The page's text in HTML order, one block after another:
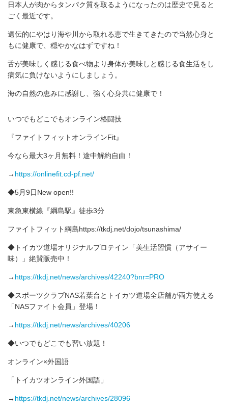
日本人が肉からタンパク質を取るようになったのは歴史で見ると
ごく最近です。
遺伝的にやはり海や川から取れる恵で生きてきたので当然心身と
もに健康で、穏やかなはずですね！
舌が美味しく感じる食べ物より身体か美味しと感じる食生活をし
病気に負けないようにしましょう。
海の自然の恵みに感謝し、強く心身共に健康で！
いつでもどこでもオンライン格闘技
‪『ファイトフィットオンラインFit』
‬‪今なら‬最大3ヶ月無料！途中解約自由！‬
‪→ https://onlinefit.cd-pf.net/
◆5月9日New open!!
東急東横線『綱島駅』徒歩3分
ファイトフィット綱島https://tkdj.net/dojo/tsunashima/
◆トイカツ道場オリジナルプロテイン「美生活習慣（アサイー
味）」絶賛販売中！
→ https://tkdj.net/news/archives/42240?bnr=PRO
◆スポーツクラブNAS若葉台とトイカツ道場全店舗が両方使える
「NASファイト会員」登場！
→ https://tkdj.net/news/archives/40206
◆いつでもどこでも習い放題！
オンライン×外国語
「トイカツオンライン外国語」
→ https://tkdj.net/news/archives/28096